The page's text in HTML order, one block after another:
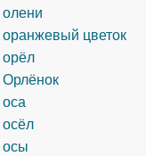
олени
оранжевый цветок
орёл
Орлёнок
оса
осёл
осы